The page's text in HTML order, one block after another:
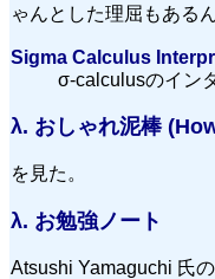
ゃんとした理屈もある
Sigma Calculus
σ-calculusのイン
λ. おしゃれ泥棒
を見た。
λ. お勉強ノート
Atsushi Yamaguchi 氏